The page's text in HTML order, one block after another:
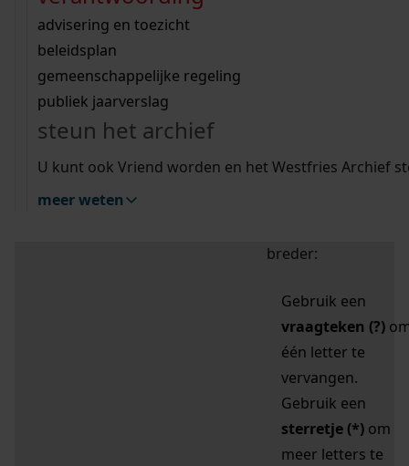
bouwvergunningen
omgevingsvergunningen
vergunningen
beeld en geluid
uitleg nodig?
Wij helpen u op weg met een aantal zoektips.
bekijk alle zoektips
Wij helpen u op weg met een aantal zoektips.
bekijk alle zoektips
bekijk ons geschiedenislokaal
advisering en toezicht
beleidsplan
gemeenschappelijke regeling
publiek jaarverslag
steun het archief
U kunt ook Vriend worden en het Westfries Archief
meer weten
zoektips
Mijn Studiezaal (inloggen)
uw zoekopdracht te
breder:
Gebruik een
vraagteken (?)
één letter te
vervangen.
Gebruik een
sterretje (*) om
meer letters te